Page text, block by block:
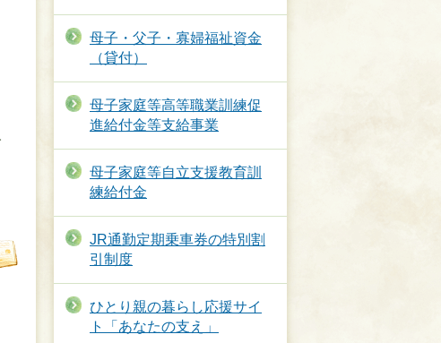
母子・父子・寡婦福祉資金
（貸付）
母子家庭等高等職業訓練促
進給付金等支給事業
母子家庭等自立支援教育訓
練給付金
JR通勤定期乗車券の特別割
引制度
ひとり親の暮らし応援サイ
ト「あなたの支え」